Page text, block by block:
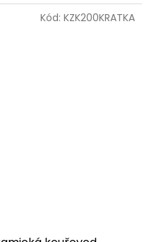
Kód: KZK200KRATKA